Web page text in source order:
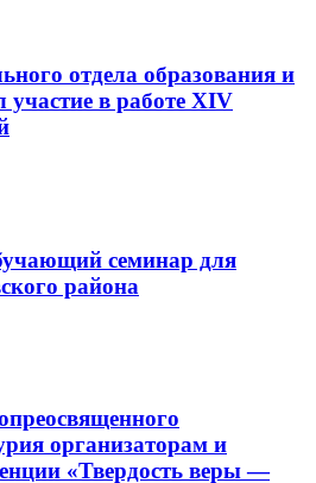
отдела образования и
участие в работе XIV
семинар для
района
организаторам и
«Твердость веры —